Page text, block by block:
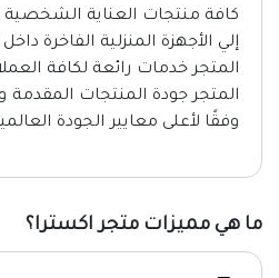
كافة منتجات العناية الشخصية
إلي الأجهزة المنزلية الفاخرة
المتجر خدمات رائعة لكافة
المتجر جودة المنتجات المقدمة
وفقًا لأعلى معايير الجودة
ما هي مميزات متجر اكسترا؟